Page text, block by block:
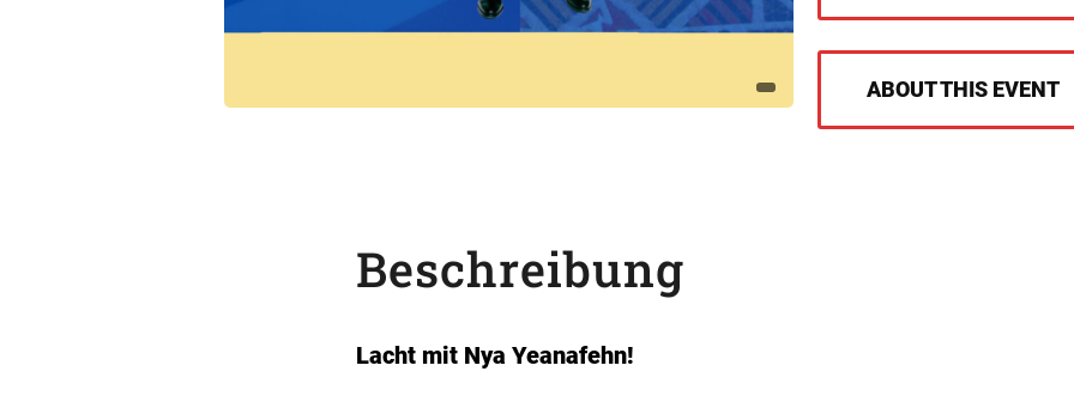
ABOUT THIS EVENT
Beschreibung
Lacht mit Nya Yeanafehn!